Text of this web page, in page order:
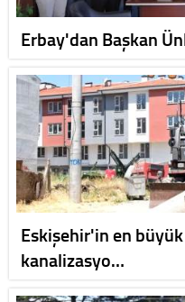
Erbay'dan Başkan
Eskişehir'in en
kanalizasyo…